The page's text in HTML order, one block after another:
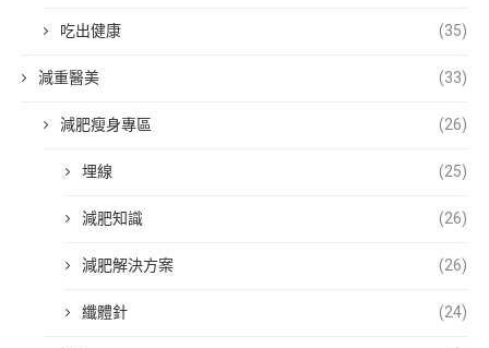
吃出健康 (35)
減重醫美 (33)
減肥瘦身專區 (26)
埋線 (25)
減肥知識 (26)
減肥解決方案 (26)
纖體針 (24)